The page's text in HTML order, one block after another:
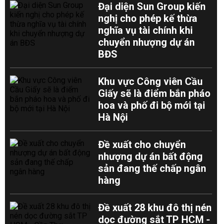
Đại diện Sun Group kiến
nghị cho phép kế thừa
nghĩa vụ tài chính khi
chuyển nhượng dự án
BĐS
Khu vực Công viên Cầu
Giấy sẽ là điểm bắn pháo
hoa và phố đi bộ mới tại
Hà Nội
Đề xuất cho chuyển
nhượng dự án bất động
sản đang thế chấp ngân
hàng
Đề xuất 28 khu đô thị nén
dọc đường sắt TP HCM -